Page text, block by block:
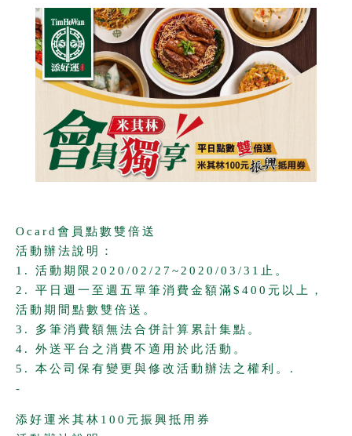
線上訂位
連絡我們
© 2014 添好運
All rights reserved.
Ocard會員點數雙倍送
活動辦法說明：
1. 活動期限2020/02/27~2020/03/31止。
2. 平日週一至週五單筆消費金額滿$400元以上，
活動期間點數雙倍送。
3. 多筆消費額無法合併計算累計集點。
4. 外送平台之消費不適用於此活動。
5. 本公司保有變更與修改活動辦法之權利。.
-
添好運米其林100元振興抵用券